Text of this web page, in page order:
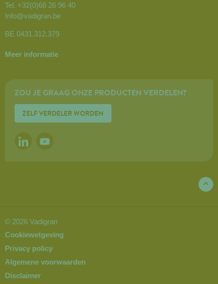
Tel. +32(0)68 26 96 40
Info@vadigran.be
BE 0431.312.379
Meer informatie
ZOU JE GRAAG ONZE PRODUCTEN VERDELEN?
ZELF VERDELER WORDEN
LINKEDINYOUTUBE
© 2026 Vadigran
Cookiewetgeving
Privacy policy
Algemene voorwaarden
Disclaimer